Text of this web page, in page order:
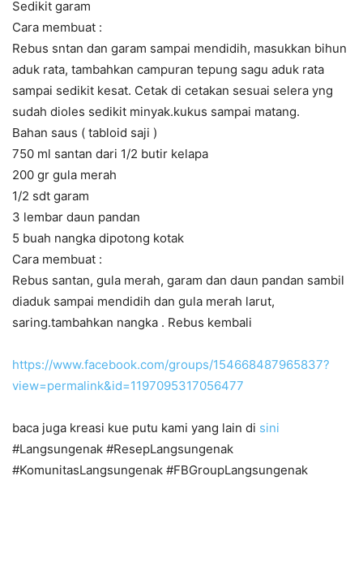
Sedikit garam
Cara membuat :
Rebus sntan dan garam sampai mendidih, masukkan bihun
aduk rata, tambahkan campuran tepung sagu aduk rata
sampai sedikit kesat. Cetak di cetakan sesuai selera yng
sudah dioles sedikit minyak.kukus sampai matang.
Bahan saus ( tabloid saji )
750 ml santan dari 1/2 butir kelapa
200 gr gula merah
1/2 sdt garam
3 lembar daun pandan
5 buah nangka dipotong kotak
Cara membuat :
Rebus santan, gula merah, garam dan daun pandan sambil
diaduk sampai mendidih dan gula merah larut,
saring.tambahkan nangka . Rebus kembali
https://www.facebook.com/groups/154668487965837?
view=permalink&id=1197095317056477
baca juga kreasi kue putu kami yang lain di sini
#Langsungenak #ResepLangsungenak
#KomunitasLangsungenak #FBGroupLangsungenak